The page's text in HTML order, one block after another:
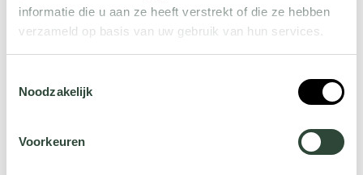
informatie die u aan ze heeft verstrekt of die ze hebben
verzameld op basis van uw gebruik van hun services.
jehier.
Noodzakelijk
Voorkeuren